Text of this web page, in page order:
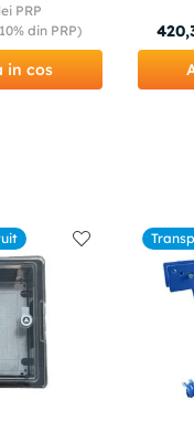
PRP
10% din PRP)
in cos
420,